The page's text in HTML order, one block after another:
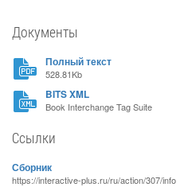
Документы
Полный текст
528.81Kb
BITS XML
Book Interchange Tag Suite
Ссылки
Сборник
https://interactive-plus.ru/ru/action/307/info